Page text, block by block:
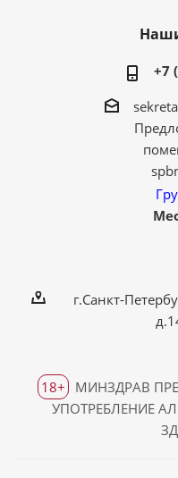
+7
г.Санкт-
18+
МИНЗДРАВ
УПОТРЕБЛЕНИЕ